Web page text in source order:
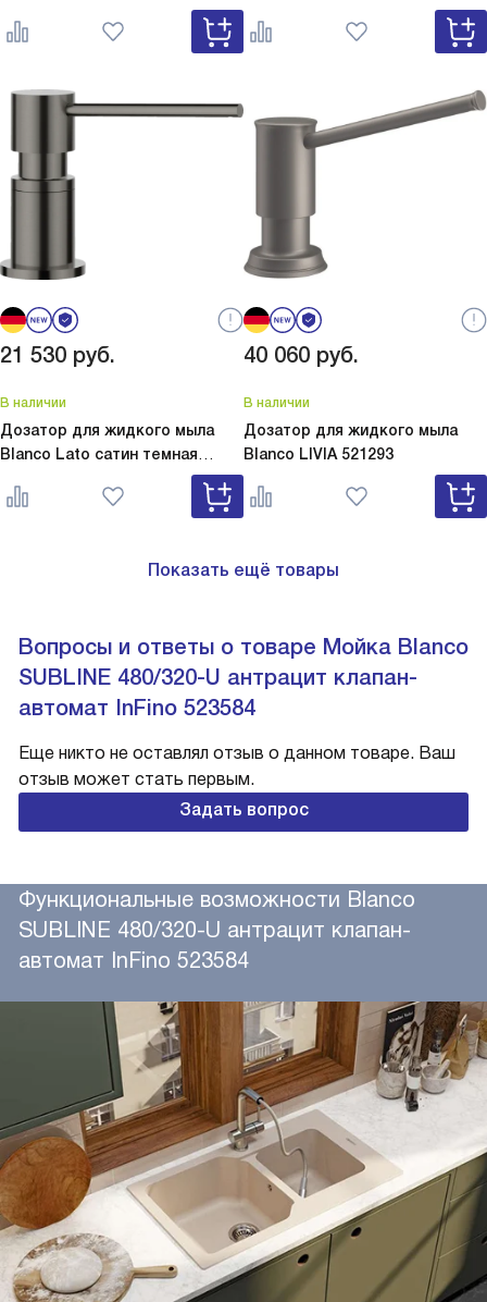
Lato Silgranit вулкан
серый 526954
Lato Silgranit мягкий
белый 526955
21 530 руб.
В наличии
Дозатор для жидкого мыла
Blanco Lato сатин темная
Lato сатин темная сталь
527743
40 060 руб.
В наличии
Дозатор для жидкого мыла
Blanco LIVIA 521293
Показать ещё товары
Вопросы и ответы о товаре Мойка Blanco
SUBLINE 480/320-U антрацит клапан-
автомат InFino 523584
Еще никто не оставлял отзыв о данном товаре. Ваш
отзыв может стать первым.
Задать вопрос
Функциональные возможности Blanco
SUBLINE 480/320-U антрацит клапан-
автомат InFino 523584